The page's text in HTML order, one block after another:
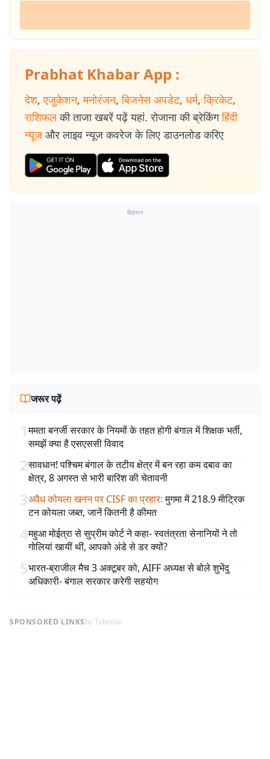
Prabhat Khabar App :
देश, एजुकेशन, मनोरंजन, बिजनेस अपडेट, धर्म, क्रिकेट,
राशिफल की ताजा खबरें पढ़ें यहां. रोजाना की ब्रेकिंग हिंदी
न्यूज और लाइव न्यूज कवरेज के लिए डाउनलोड करिए
विज्ञापन
जरूर पढ़ें
1ममता बनर्जी सरकार के नियमों के तहत होगी बंगाल में शिक्षक भर्ती,
समझें क्या है एसएससी विवाद
2सावधान! पश्चिम बंगाल के तटीय क्षेत्र में बन रहा कम दबाव का
क्षेत्र, 8 अगस्त से भारी बारिश की चेतावनी
3अवैध कोयला खनन पर CISF का प्रहार: मुगमा में 218.9 मीट्रिक
टन कोयला जब्त, जानें कितनी है कीमत
4महुआ मोईत्रा से सुप्रीम कोर्ट ने कहा- स्वतंत्रता सेनानियों ने तो
गोलियां खायीं थीं, आपको अंडे से डर क्यों?
5भारत-ब्राजील मैच 3 अक्टूबर को, AIFF अध्यक्ष से बोले शुभेंदु
अधिकारी- बंगाल सरकार करेगी सहयोग
SPONSORED LINKSby Taboola